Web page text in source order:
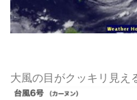
大風の目がクッキリ見え